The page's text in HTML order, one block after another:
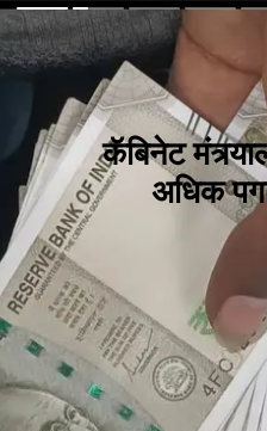
कॅबिनेट
अधिक